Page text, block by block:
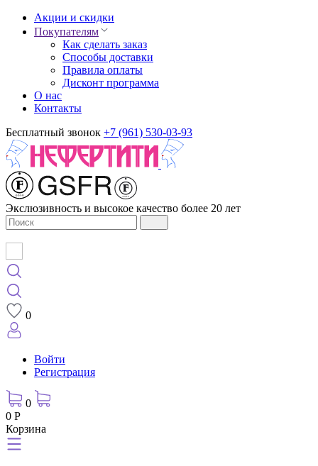
Акции и скидки
Покупателям
Как сделать заказ
Способы доставки
Правила оплаты
Дисконт программа
О нас
Контакты
Бесплатный звонок +7 (961) 530-03-93
Экслюзивность и высокое качество более 20 лет
0
Войти
Регистрация
0
0 Р
Корзина